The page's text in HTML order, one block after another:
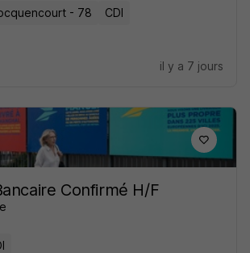
- 78 CDI
il y a 7 jours
Confirmé H/F